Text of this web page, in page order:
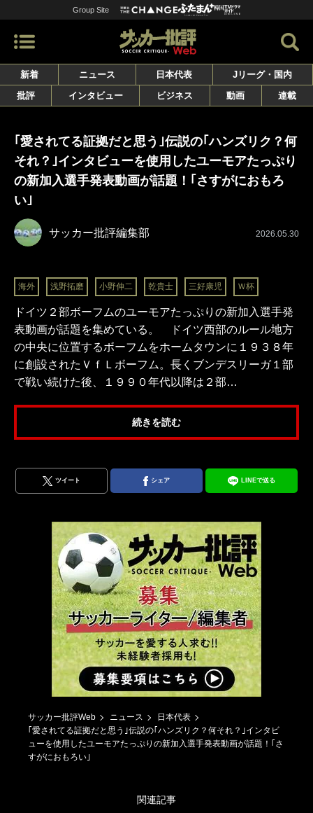
Group Site
新着 ニュース 日本代表
Jリーグ・国内
批評
インタビュー ビジネス 動画 連載
｢愛されてる証拠だと思う｣伝説の｢ハンズリク？何
それ？｣インタビューを使用したユーモアたっぷり
の新加入選手発表動画が話題！｢さすがにおもろ
い｣
サッカー批評編集部 2026.05.30
海外 浅野拓磨 小野伸二 乾貴士 三好康児 Ｗ杯
ドイツ２部ボーフムのユーモアたっぷりの新加入選手発
表動画が話題を集めている。 ドイツ西部のルール地方
の中央に位置するボーフムをホームタウンに１９３８年
に創設されたＶｆＬボーフム。長くブンデスリーガ１部
で戦い続けた後、１９９０年代以降は２部…
続きを読む
ツイート シェア LINEで送る
サッカー批評Web ニュース
日本代表
｢愛されてる証拠だと思う｣伝説の｢ハンズリク？何それ？｣インタビ
ューを使用したユーモアたっぷりの新加入選手発表動画が話題！｢さ
すがにおもろい｣
関連記事